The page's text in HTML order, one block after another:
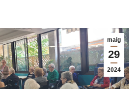
maig
29
2024